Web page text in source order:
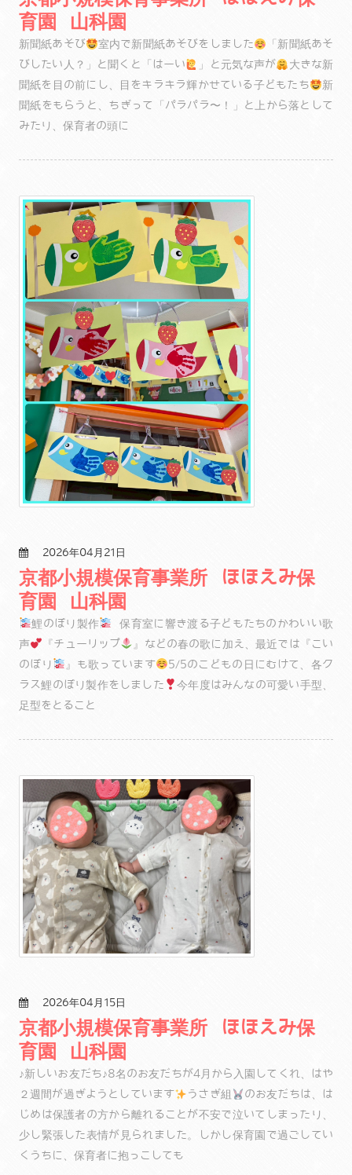
育園 山科園
新聞紙あそび 室内で新聞紙あそびをしました
「新聞紙あそ
びしたい人？」と聞くと「はーい
」と元気な声が
大きな新
聞紙を目の前にし、目をキラキラ輝かせている子どもたち
新
聞紙をもらうと、ちぎって「パラパラ〜！」と上から落として
みたり、保育者の頭に
2026年04月21日
京都小規模保育事業所 ほほえみ保
育園 山科園
鯉のぼり製作
保育室に響き渡る子どもたちのかわいい歌
声
『チューリップ
』などの春の歌に加え、最近では『こい
のぼり
』も歌っています
5/5のこどもの日にむけて、各ク
ラス鯉のぼり製作をしました
今年度はみんなの可愛い手型、
足型をとること
2026年04月15日
京都小規模保育事業所 ほほえみ保
育園 山科園
♪新しいお友だち♪8名のお友だちが4月から入園してくれ、はや
２週間が過ぎようとしています
うさぎ組
のお友だちは、は
じめは保護者の方から離れることが不安で泣いてしまったり、
少し緊張した表情が見られました。しかし保育園で過ごしてい
くうちに、保育者に抱っこしても